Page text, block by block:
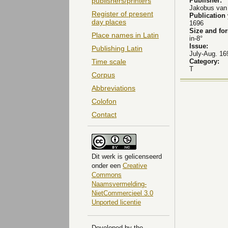
Register of present
day places
Place names in Latin
Publishing Latin
Time scale
Corpus
Abbreviations
Colofon
Contact
Dit werk is gelicenseerd
onder een Creative
Commons
Naamsvermelding-
NietCommercieel 3.0
Unported licentie
Jakobus
Publication
1696
Size and
in-8°
Issue:
July-Aug.
Category:
T